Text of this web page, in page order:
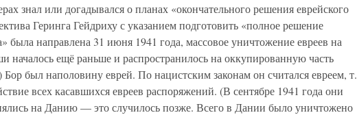
знал или догадывался о планах «окончательного решения еврейского
Геринга Гейдриху с указанием подготовить «полное решение
была направлена 31 июня 1941 года, массовое уничтожение евреев на
началось ещё раньше и распространилось на оккупированную часть
был наполовину еврей. По нацистским законам он считался евреем, т.
всех касавшихся евреев распоряжений. (В сентябре 1941 года они
на Данию — это случилось позже. Всего в Дании было уничтожено